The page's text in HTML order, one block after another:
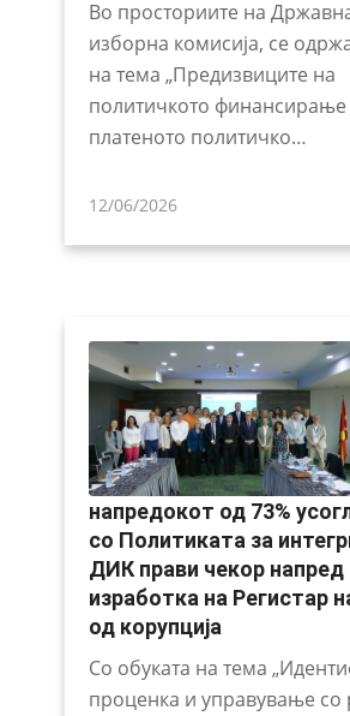
Во просториите на
изборна комисија, се
на тема „Предизвиците на
политичкото финансирање
платеното политичко…
12/06/2026
напредокот од 73%
со Политиката за
ДИК прави чекор напред
изработка на Регистар
од корупција
Со обуката на тема
проценка и управување со